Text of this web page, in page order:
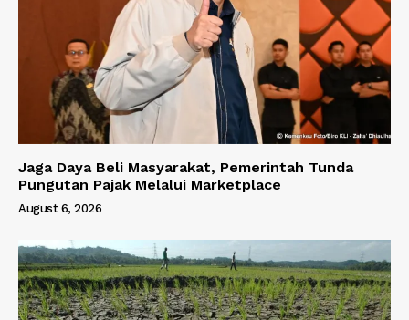
Jaga Daya Beli Masyarakat, Pemerintah Tunda
Pungutan Pajak Melalui Marketplace
August 6, 2026